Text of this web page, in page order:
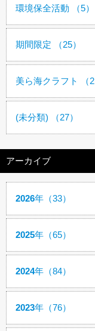
環境保全活動 （5）
期間限定 （25）
美ら海クラフト （
(未分類) （27）
アーカイブ
2026年（33）
2025年（65）
2024年（84）
2023年（76）